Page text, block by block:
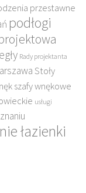
przestawne
podłogi
Rady projektanta
Stoły
szafy wnękowe
usługi
łazienki